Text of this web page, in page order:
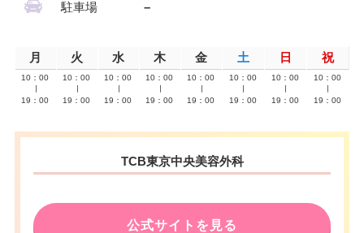
駐車場 –
月 火 水 木 金 土 日 祝
10：00
19：00
10：00
19：00
10：00
19：00
10：00
19：00
10：00
19：00
10：00
19：00
10：00
19：00
10：00
19：00
TCB東京中央美容外科
公式サイトを見る